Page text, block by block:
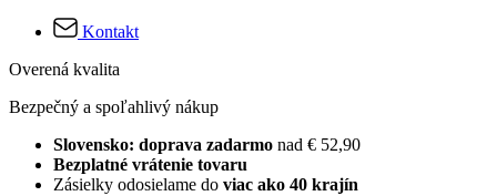
Kontakt
Overená kvalita
Bezpečný a spoľahlivý nákup
Slovensko: doprava zadarmo nad € 52,90
Bezplatné vrátenie tovaru
Zásielky odosielame do viac ako 40 krajín